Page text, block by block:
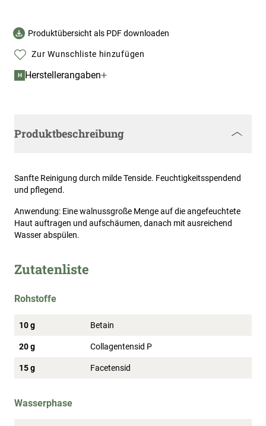
Produktübersicht als PDF downloaden
Zur Wunschliste hinzufügen
H Herstellerangaben+
Produktbeschreibung
Sanfte Reinigung durch milde Tenside. Feuchtigkeitsspendend
und pflegend.
Anwendung: Eine walnussgroße Menge auf die angefeuchtete
Haut auftragen und aufschäumen, danach mit ausreichend
Wasser abspülen.
Zutatenliste
Rohstoffe
10 g Betain
20 g Collagentensid P
15 g Facetensid
Wasserphase